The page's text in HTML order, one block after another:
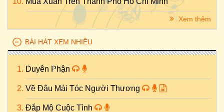
Xem thêm
BÀI HÁT XEM NHIỀU
Duyên Phận
Về Đâu Mái Tóc Người Thương
Đắp Mộ Cuộc Tình